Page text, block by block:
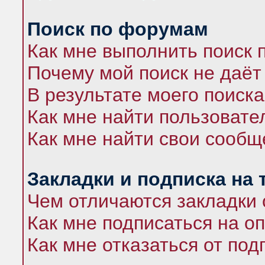
Поиск по форумам
Как мне выполнить
Почему мой поиск не даёт
В результате моего
Как мне найти
Как мне найти свои
Закладки и подписка на
Чем отличаются закладки
Как мне подписаться на
Как мне отказаться от